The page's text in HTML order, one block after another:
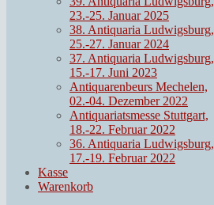
23.-25. Januar 2025
38. Antiquaria Ludwigsburg,
25.-27. Januar 2024
37. Antiquaria Ludwigsburg,
15.-17. Juni 2023
Antiquarenbeurs Mechelen,
02.-04. Dezember 2022
Antiquariatsmesse Stuttgart,
18.-22. Februar 2022
36. Antiquaria Ludwigsburg,
17.-19. Februar 2022
Kasse
Warenkorb